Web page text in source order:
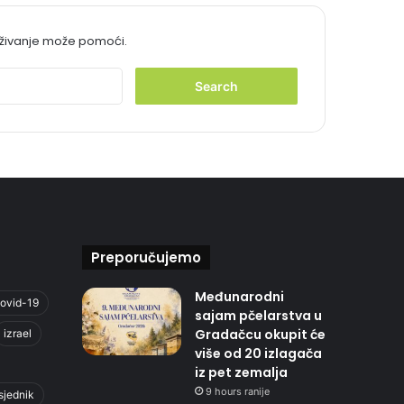
može pomoći.
r
19
izrael
Preporučujemo
Međunarodni
sajam pčelarstva u
Gradačcu okupit će
više od 20 izlagača
iz pet zemalja
9 hours ranije